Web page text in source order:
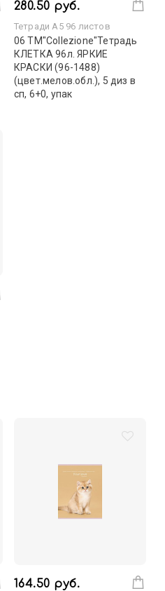
280.50 руб.
Тетради А5 96 листов
06 ТМ"Collezione"Тетрадь
КЛЕТКА 96л. ЯРКИЕ
КРАСКИ (96-1488)
(цвет.мелов.обл.), 5 диз в
сп, 6+0, упак
164.50 руб.